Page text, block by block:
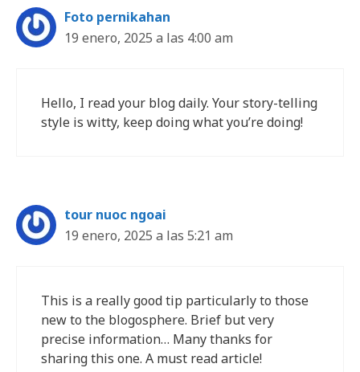
Foto pernikahan
19 enero, 2025 a las 4:00 am
Hello, I read your blog daily. Your story-telling
style is witty, keep doing what you’re doing!
tour nuoc ngoai
19 enero, 2025 a las 5:21 am
This is a really good tip particularly to those
new to the blogosphere. Brief but very
precise information… Many thanks for
sharing this one. A must read article!